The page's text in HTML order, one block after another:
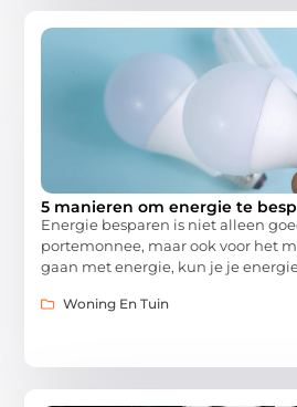
5 manieren om energie te
Energie besparen is niet alleen
portemonnee, maar ook voor het
gaan met energie, kun je je
Woning En Tuin